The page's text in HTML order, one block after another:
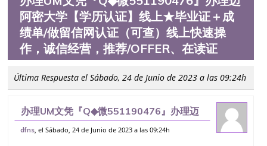
阿密大学【学历认证】线上★毕业证＋成
绩单/做留信网认证（可查）线上快速操
作，诚信经营，推荐/OFFER、在读证
Última Respuesta el Sábado, 24 de Junio de 2023 a las 09:24h
办理UM文凭『Q◆微551190476』办理迈
阿密大学【学历认证】线上★毕业证＋成绩
dfns , el Sábado, 24 de Junio de 2023 a las 09:24h